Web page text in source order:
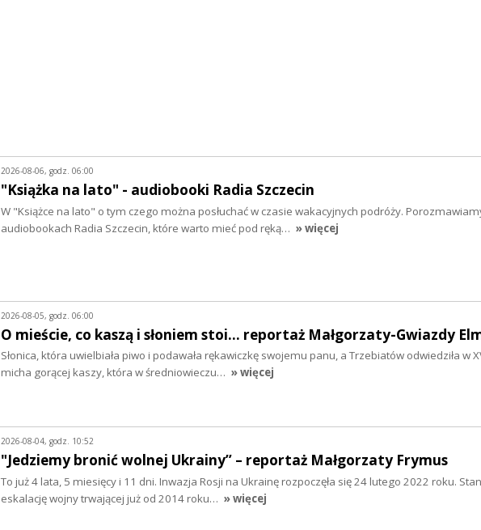
2026-08-06, godz. 06:00
"Książka na lato" - audiobooki Radia Szczecin
W "Książce na lato" o tym czego można posłuchać w czasie wakacyjnych podróży.
audiobookach Radia Szczecin, które warto mieć pod ręką… » więcej
2026-08-05, godz. 06:00
O mieście, co kaszą i słoniem stoi... reportaż Małgorzaty-Gwiazdy
Słonica, która uwielbiała piwo i podawała rękawiczkę swojemu panu, a Trzebiatów odwiedziła w
micha gorącej kaszy, która w średniowieczu… » więcej
2026-08-04, godz. 10:52
"Jedziemy bronić wolnej Ukrainy” – reportaż Małgorzaty Frymus
To już 4 lata, 5 miesięcy i 11 dni. Inwazja Rosji na Ukrainę rozpoczęła się 24 lutego 2022 roku.
eskalację wojny trwającej już od 2014 roku… » więcej